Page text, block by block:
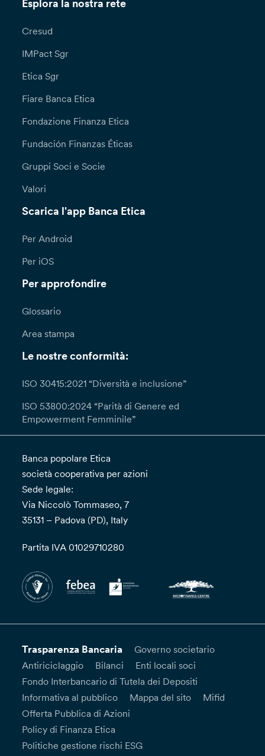
Esplora la nostra rete
Cresud
IMPact Sgr
Etica Sgr
Fiare Banca Etica
Fondazione Finanza Etica
Fundación Finanzas Éticas
Gruppi Soci e Socie
Valori
Scarica l'app Banca Etica
Per Android
Per iOS
Per approfondire
Glossario
Area stampa
Le nostre conformità:
ISO 30415:2021 “Diversità e inclusione”
ISO 53800:2024 “Parità di Genere ed
Empowerment Femminile”
Banca popolare Etica
società cooperativa per azioni
Sede legale:
Via Niccolò Tommaseo, 7
35131 – Padova (PD), Italy
Partita IVA 01029710280
Trasparenza Bancaria
Governo societario
Antiriciclaggio
Bilanci
Enti locali soci
Fondo Interbancario di Tutela dei Depositi
Informativa al pubblico
Mappa del sito
Mifid
Offerta Pubblica di Azioni
Policy di Finanza Etica
Politiche gestione rischi ESG